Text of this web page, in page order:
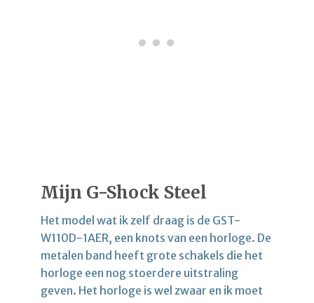
Mijn G-Shock Steel
Het model wat ik zelf draag is de GST-
W110D-1AER, een knots van een horloge. De
metalen band heeft grote schakels die het
horloge een nog stoerdere uitstraling
geven. Het horloge is wel zwaar en ik moet